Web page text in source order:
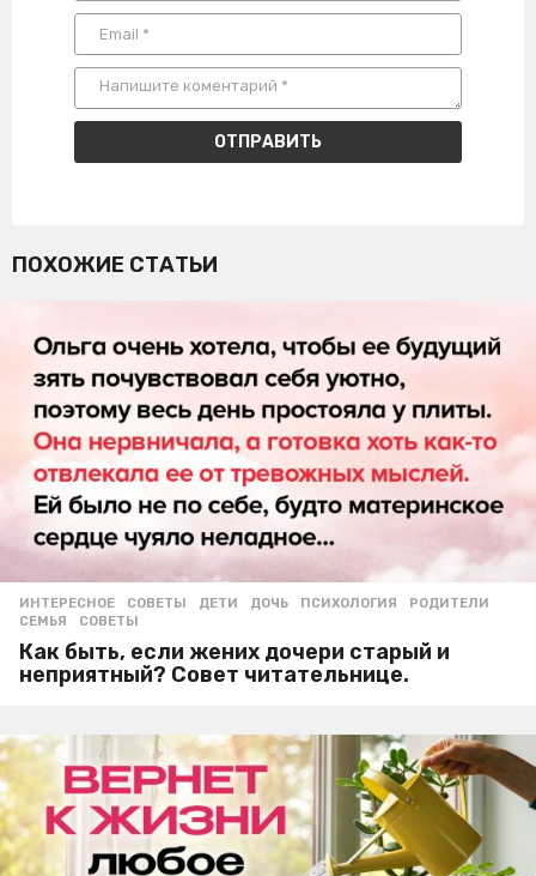
ПОХОЖИЕ СТАТЬИ
ИНТЕРЕСНОЕ ,СОВЕТЫ ДЕТИ ,ДОЧЬ ,ПСИХОЛОГИЯ ,РОДИТЕЛИ
СЕМЬЯ
,СОВЕТЫ
Как быть, если жених дочери старый и
неприятный? Совет читательнице.